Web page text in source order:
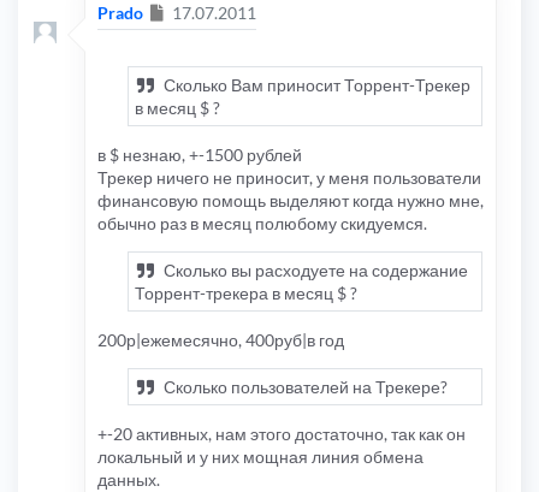
Prado Сообщение
17.07.2011
Сколько Вам приносит Торрент-Трекер
в месяц $ ?
в $ незнаю, +-1500 рублей
Трекер ничего не приносит, у меня пользователи
финансовую помощь выделяют когда нужно мне,
обычно раз в месяц полюбому скидуемся.
Сколько вы расходуете на содержание
Торрент-трекера в месяц $ ?
200р|ежемесячно, 400руб|в год
Сколько пользователей на Трекере?
+-20 активных, нам этого достаточно, так как он
локальный и у них мощная линия обмена
данных.